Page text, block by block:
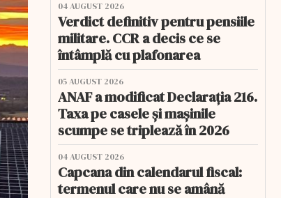
04 AUGUST 2026
Verdict definitiv pentru pensiile
militare. CCR a decis ce se
întâmplă cu plafonarea
05 AUGUST 2026
ANAF a modificat Declarația 216.
Taxa pe casele și mașinile
scumpe se triplează în 2026
04 AUGUST 2026
Capcana din calendarul fiscal:
termenul care nu se amână